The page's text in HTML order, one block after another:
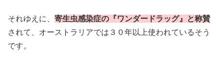
それゆえに、 寄生虫感染症の『ワンダードラッグ』と称賛
されて、オーストラリアでは３０年以上使われているそう
です。